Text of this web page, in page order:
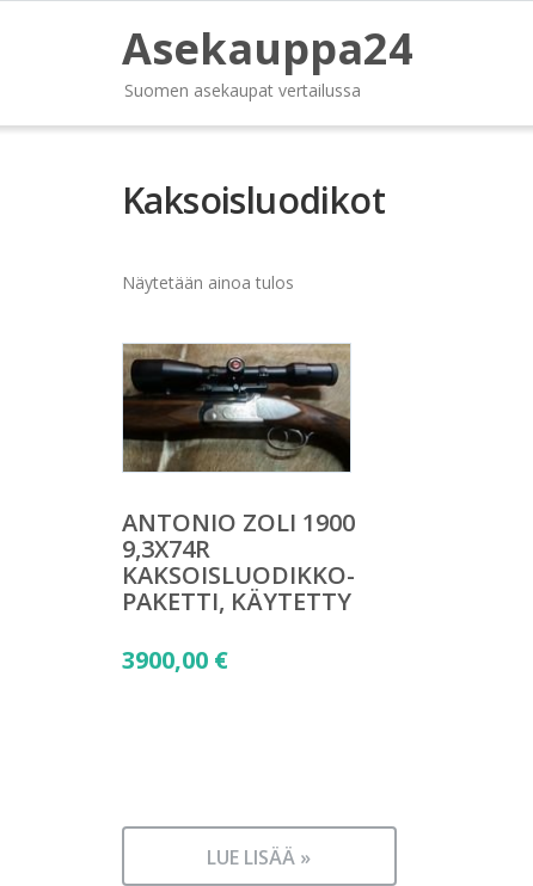
Asekauppa24
Suomen asekaupat vertailussa
Kaksoisluodikot
Näytetään ainoa tulos
ANTONIO ZOLI 1900
9,3X74R
KAKSOISLUODIKKO-
PAKETTI, KÄYTETTY
3900,00 €
LUE LISÄÄ »